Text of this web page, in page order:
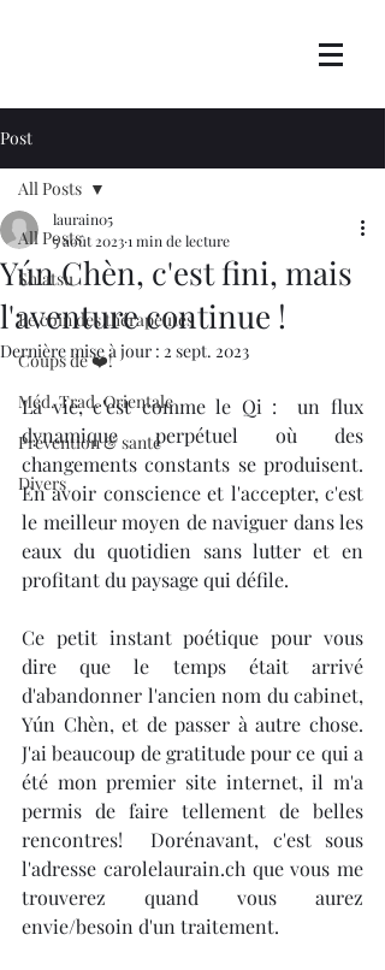
Post
All Posts
Shiatsu
Le coin des thérapeutes
Coups de ❤️!
Méd. Trad. Orientale
Prévention & santé
Divers
All Posts
Yún Chèn, c'est fini, mais
l'aventure continue !
laurain05
5 août 20231 min de lecture
Dernière mise à jour : 2 sept. 2023
La vie, c'est comme le Qi :  un flux
dynamique perpétuel où des
changements constants se produisent.
En avoir conscience et l'accepter, c'est
le meilleur moyen de naviguer dans les
eaux du quotidien sans lutter et en
profitant du paysage qui défile.
Ce petit instant poétique pour vous
dire que le temps était arrivé
d'abandonner l'ancien nom du cabinet,
Yún Chèn, et de passer à autre chose.
J'ai beaucoup de gratitude pour ce qui a
été mon premier site internet, il m'a
permis de faire tellement de belles
rencontres!  Dorénavant, c'est sous
l'adresse carolelaurain.ch que vous me
trouverez quand vous aurez
envie/besoin d'un traitement.